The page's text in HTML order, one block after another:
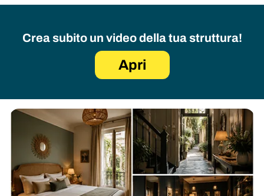
Crea subito un video della tua struttura!
Apri